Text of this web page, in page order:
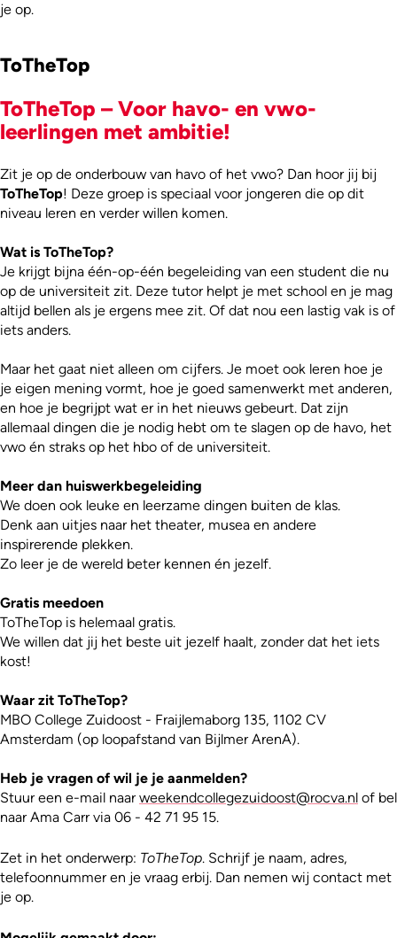
je op.
ToTheTop
ToTheTop – Voor havo- en vwo-
leerlingen met ambitie!
Zit je op de onderbouw van havo of het vwo? Dan hoor jij bij
ToTheTop! Deze groep is speciaal voor jongeren die op dit
niveau leren en verder willen komen.
Wat is ToTheTop?
Je krijgt bijna één-op-één begeleiding van een student die nu
op de universiteit zit. Deze tutor helpt je met school en je mag
altijd bellen als je ergens mee zit. Of dat nou een lastig vak is of
iets anders.
Maar het gaat niet alleen om cijfers. Je moet ook leren hoe je
je eigen mening vormt, hoe je goed samenwerkt met anderen,
en hoe je begrijpt wat er in het nieuws gebeurt. Dat zijn
allemaal dingen die je nodig hebt om te slagen op de havo, het
vwo én straks op het hbo of de universiteit.
Meer dan huiswerkbegeleiding
We doen ook leuke en leerzame dingen buiten de klas.
Denk aan uitjes naar het theater, musea en andere
inspirerende plekken.
Zo leer je de wereld beter kennen én jezelf.
Gratis meedoen
ToTheTop is helemaal gratis.
We willen dat jij het beste uit jezelf haalt, zonder dat het iets
kost!
Waar zit ToTheTop?
MBO College Zuidoost - Fraijlemaborg 135, 1102 CV
Amsterdam (op loopafstand van Bijlmer ArenA).
Heb je vragen of wil je je aanmelden?
Stuur een e-mail naarweekendcollegezuidoost@rocva.nl of bel
naar Ama Carr via 06 - 42 71 95 15.
Zet in het onderwerp: ToTheTop. Schrijf je naam, adres,
telefoonnummer en je vraag erbij. Dan nemen wij contact met
je op.